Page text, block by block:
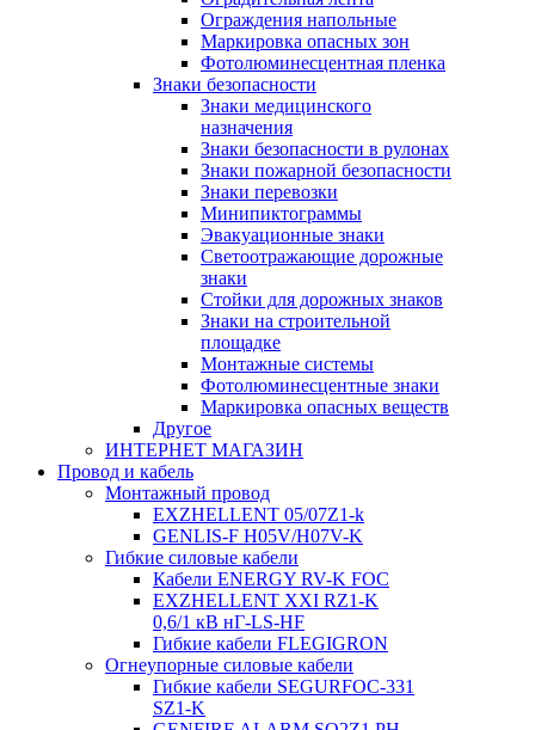
Ограждения напольные
Маркировка опасных зон
Фотолюминесцентная пленка
Знаки безопасности
Знаки медицинского
назначения
Знаки безопасности в рулонах
Знаки пожарной безопасности
Знаки перевозки
Минипиктограммы
Эвакуационные знаки
Светоотражающие дорожные
знаки
Стойки для дорожных знаков
Знаки на строительной
площадке
Монтажные системы
Фотолюминесцентные знаки
Маркировка опасных веществ
Другое
ИНТЕРНЕТ МАГАЗИН
Провод и кабель
Монтажный провод
EXZHELLENT 05/07Z1-k
GENLIS-F Н05V/H07V-K
Гибкие силовые кабели
Кабели ENERGY RV-K FOC
EXZHELLENT XXI RZ1-K
0,6/1 кВ нГ-LS-HF
Гибкие кабели FLEGIGRON
Огнеупорные силовые кабели
Гибкие кабели SEGURFOC-331
SZ1-K